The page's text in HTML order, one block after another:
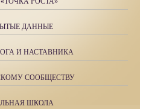
ДАННЫЕ
И НАСТАВНИКА
СООБЩЕСТВУ
ШКОЛА